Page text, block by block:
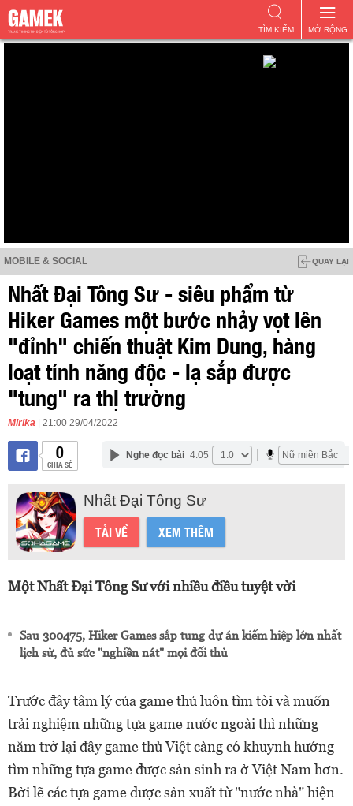
MỞ RỘNG
TÌM KIẾM
MOBILE & SOCIAL QUAY LẠI
Nhất Đại Tông Sư - siêu phẩm từ
Hiker Games một bước nhảy vọt lên
"đỉnh" chiến thuật Kim Dung, hàng
loạt tính năng độc - lạ sắp được
"tung" ra thị trường
Mirika | 21:00 29/04/2022
0
CHIA SẺ
Nghe đọc bài 4:05
Nhất Đại Tông Sư
TẢI VỀ XEM THÊM
Một Nhất Đại Tông Sư với nhiều điều tuyệt vời
Sau 300475, Hiker Games sắp tung dự án kiếm hiệp lớn nhất
lịch sử, đủ sức "nghiền nát" mọi đối thủ
Trước đây tâm lý của game thủ luôn tìm tòi và muốn
trải nghiệm những tựa game nước ngoài thì những
năm trở lại đây game thủ Việt càng có khuynh hướng
tìm những tựa game được sản sinh ra ở Việt Nam hơn.
Bởi lẽ các tựa game được sản xuất từ "nước nhà" hiện